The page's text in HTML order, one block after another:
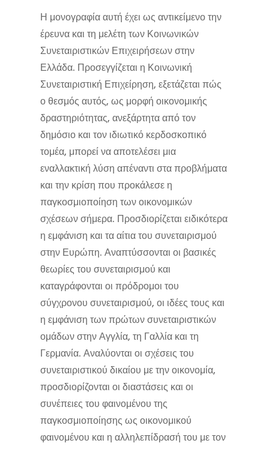
Η μονογραφία αυτή έχει ως αντικείμενο την
έρευνα και τη μελέτη των Κοινωνικών
Συνεταιριστικών Επιχειρήσεων στην
Ελλάδα. Προσεγγίζεται η Κοινωνική
Συνεταιριστική Επιχείρηση, εξετάζεται πώς
ο θεσμός αυτός, ως μορφή οικονομικής
δραστηριότητας, ανεξάρτητα από τον
δημόσιο και τον ιδιωτικό κερδοσκοπικό
τομέα, μπορεί να αποτελέσει μια
εναλλακτική λύση απέναντι στα προβλήματα
και την κρίση που προκάλεσε η
παγκοσμιοποίηση των οικονομικών
σχέσεων σήμερα. Προσδιορίζεται ειδικότερα
η εμφάνιση και τα αίτια του συνεταιρισμού
στην Ευρώπη. Αναπτύσσονται οι βασικές
θεωρίες του συνεταιρισμού και
καταγράφονται οι πρόδρομοι του
σύγχρονου συνεταιρισμού, οι ιδέες τους και
η εμφάνιση των πρώτων συνεταιριστικών
ομάδων στην Αγγλία, τη Γαλλία και τη
Γερμανία. Αναλύονται οι σχέσεις του
συνεταιριστικού δικαίου με την οικονομία,
προσδιορίζονται οι διαστάσεις και οι
συνέπειες του φαινομένου της
παγκοσμιοποίησης ως οικονομικού
φαινομένου και η αλληλεπίδρασή του με τον